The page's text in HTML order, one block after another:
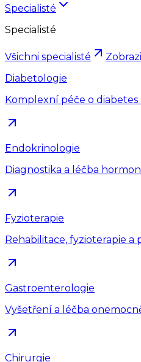
Specialisté
Specialisté
Všichni specialisté
Diabetologie
Komplexní péče o diabetes
Endokrinologie
Diagnostika a léčba
Fyzioterapie
Rehabilitace, fyzioterapie a
Gastroenterologie
Vyšetření a léčba
Chirurgie